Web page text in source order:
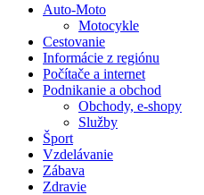
Auto-Moto
Motocykle
Cestovanie
Informácie z regiónu
Počítače a internet
Podnikanie a obchod
Obchody, e-shopy
Služby
Šport
Vzdelávanie
Zábava
Zdravie